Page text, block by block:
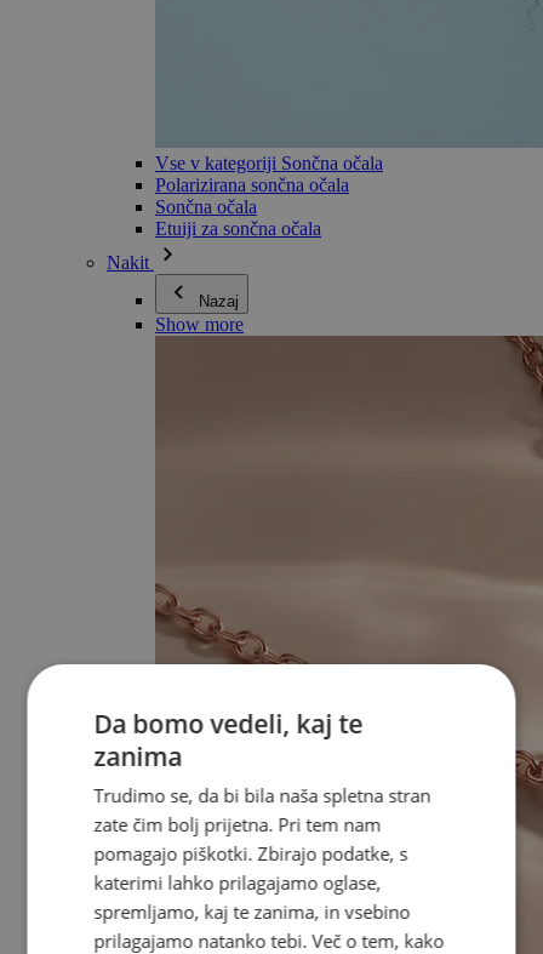
Vse v kategoriji Sončna očala
Polarizirana sončna očala
Sončna očala
Etuiji za sončna očala
Nakit
Nazaj
Show more
Da bomo vedeli, kaj te
zanima
Trudimo se, da bi bila naša spletna stran
zate čim bolj prijetna. Pri tem nam
pomagajo piškotki. Zbirajo podatke, s
katerimi lahko prilagajamo oglase,
spremljamo, kaj te zanima, in vsebino
prilagajamo natanko tebi. Več o tem, kako